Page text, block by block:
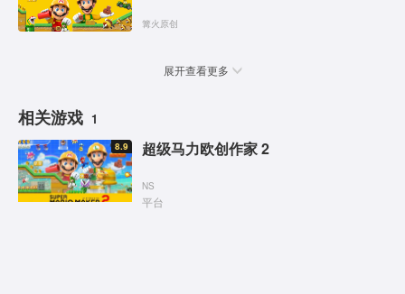
篝火原创
展开查看更多
相关游戏 1
8.9 超级马力欧创作家 2
NS
平台